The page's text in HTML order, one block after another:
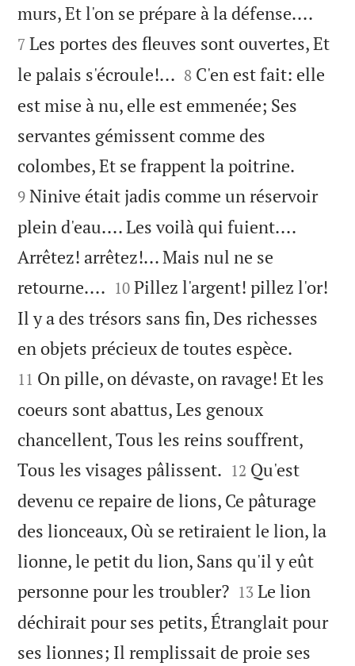
murs, Et l'on se prépare à la défense....
7 Les portes des fleuves sont ouvertes, Et
le palais s'écroule!... 

8 C'en est fait: elle
est mise à nu, elle est emmenée; Ses
servantes gémissent comme des
colombes, Et se frappent la poitrine.
9 Ninive était jadis comme un réservoir
plein d'eau.... Les voilà qui fuient....
Arrêtez! arrêtez!... Mais nul ne se
retourne.... 

10 Pillez l'argent! pillez l'or!
Il y a des trésors sans fin, Des richesses
en objets précieux de toutes espèce.
11 On pille, on dévaste, on ravage! Et les
coeurs sont abattus, Les genoux
chancellent, Tous les reins souffrent,
Tous les visages pâlissent. 

12 Qu'est
devenu ce repaire de lions, Ce pâturage
des lionceaux, Où se retiraient le lion, la
lionne, le petit du lion, Sans qu'il y eût
personne pour les troubler?
13 Le lion
déchirait pour ses petits, Étranglait pour
ses lionnes; Il remplissait de proie ses